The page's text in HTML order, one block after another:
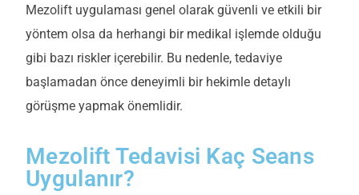
Mezolift uygulaması genel olarak güvenli ve etkili bir
yöntem olsa da herhangi bir medikal işlemde olduğu
gibi bazı riskler içerebilir. Bu nedenle, tedaviye
başlamadan önce deneyimli bir hekimle detaylı
görüşme yapmak önemlidir.
Mezolift Tedavisi Kaç Seans
Uygulanır?